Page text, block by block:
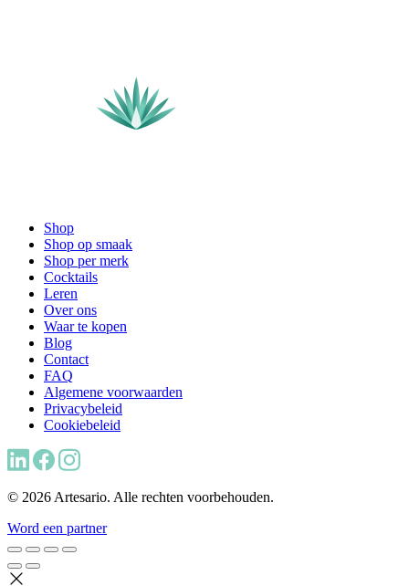
Shop
Shop op smaak
Shop per merk
Cocktails
Leren
Over ons
Waar te kopen
Blog
Contact
FAQ
Algemene voorwaarden
Privacybeleid
Cookiebeleid
© 2026 Artesario. Alle rechten voorbehouden.
Word een partner